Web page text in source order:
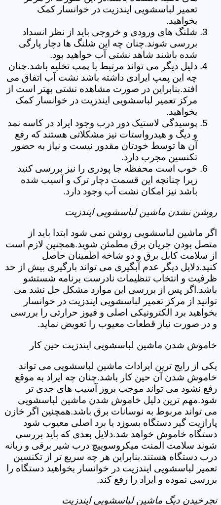
تعمیر لباسشویی ایندزیت در خوانسار کمک
بخواهید.
شلنگ های ورودی و خروجی باید از نظر انسداد
بررسی شوند.چنان چه این شلنگ ها دچار پارگی
شده باشند شاهد نشتی آب خواهید بود.
دلیل دیگر می تواند مرتبط با پمپ تخلیه باشد.چنان
چه این پمپ ایرادی داشته باشد نشت آب اتفاق می
افتد.بنابراین در صورت مشاهده نشتی بهتر است از
مرکز تعمیر لباسشویی ایندزیت در خوانسار کمک
بخواهید.
پوسیدگی لاستیک دور درب وجود ایراد در کاسه نمد
و دیگ و هیدرواستات نیز مشکلاتی هستند که رفع
آن ها توسط خودتان مقدور نیست و نیاز به حضور
تکنسین مجرب دارد.
خوب است محفظه جا پودری را نیز بررسی کنید
زیرا چنانچه این قسمت دچار ترک و آسیب شده
باشد نیز امکان نشت آب وجود دارد.
روشن نشدن ماشین لباسشویی ایندزیت
اگر ماشین لباسشویی روشن نمی شود ابتدا باید از
متصل بودن جریان برق مطمئن شوید.همچنین لازم است
از سلامت کابل برق و دو شاخه اطمینان حاصل
کنید.دلایل دیگر عدم آبگیری می تواند بارگیری بیش از حد
ظرفیت و انتخاب تنظیمات نادرست برنامه شستشو
باشد.اگر پس از بررسی این موارد مشکل حل نشد می
توانید از مرکز تعمیر لباسشویی ایندزیت در خوانسار
بخواهید برد الکترونیکی اصلی و فیوز حرارتی را بررسی
و در صورت نیاز قطعات معیوب را تعویض نماید.
خاموش شدن ماشین لباسشویی ایندزیت حین کار
یکی از رایج ترین ایرادات ماشین لباسشویی می تواند
خاموش شدن آن حین کار باشد.چنان چه ایراد به موقع
رفع نشود می تواند موجب بروز آسیب های جدی تر
شود.مهم ترین دلیل خاموش شدن ماشین لباسشویی
می تواند مربوط به نوسانات برق باشد.همچنین اگر خازن
پارازیت گیر دستگاه بسوزد یا برد اصلی معیوب شود
دستگاه خاموش خواهد شد.دلایل بعدی که باید بررسی
شوند سلامت المنت میکروسوییچ درب شیر برقی و زبانه
درب دستگاه هستند.بنابراین هر چه سریع تر از تکنسین
تعمیر لباسشویی ایندزیت در خوانسار بخواهید دستگاه را
بررسی نموده و ایراد را رفع کند.
نچرخیدن دیگ ماشین لباسشویی ایندزیت